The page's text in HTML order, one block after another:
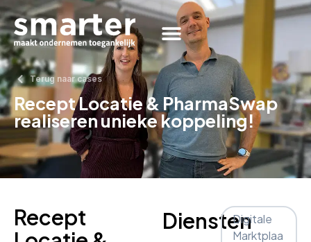
Terug naar cases
Recept Locatie & PharmaSwap
realiseren unieke koppeling!
Recept
DienstenDigitale
Marktplaa